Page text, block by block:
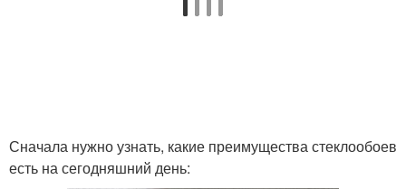
Сначала нужно узнать, какие преимущества стеклообоев
есть на сегодняшний день: